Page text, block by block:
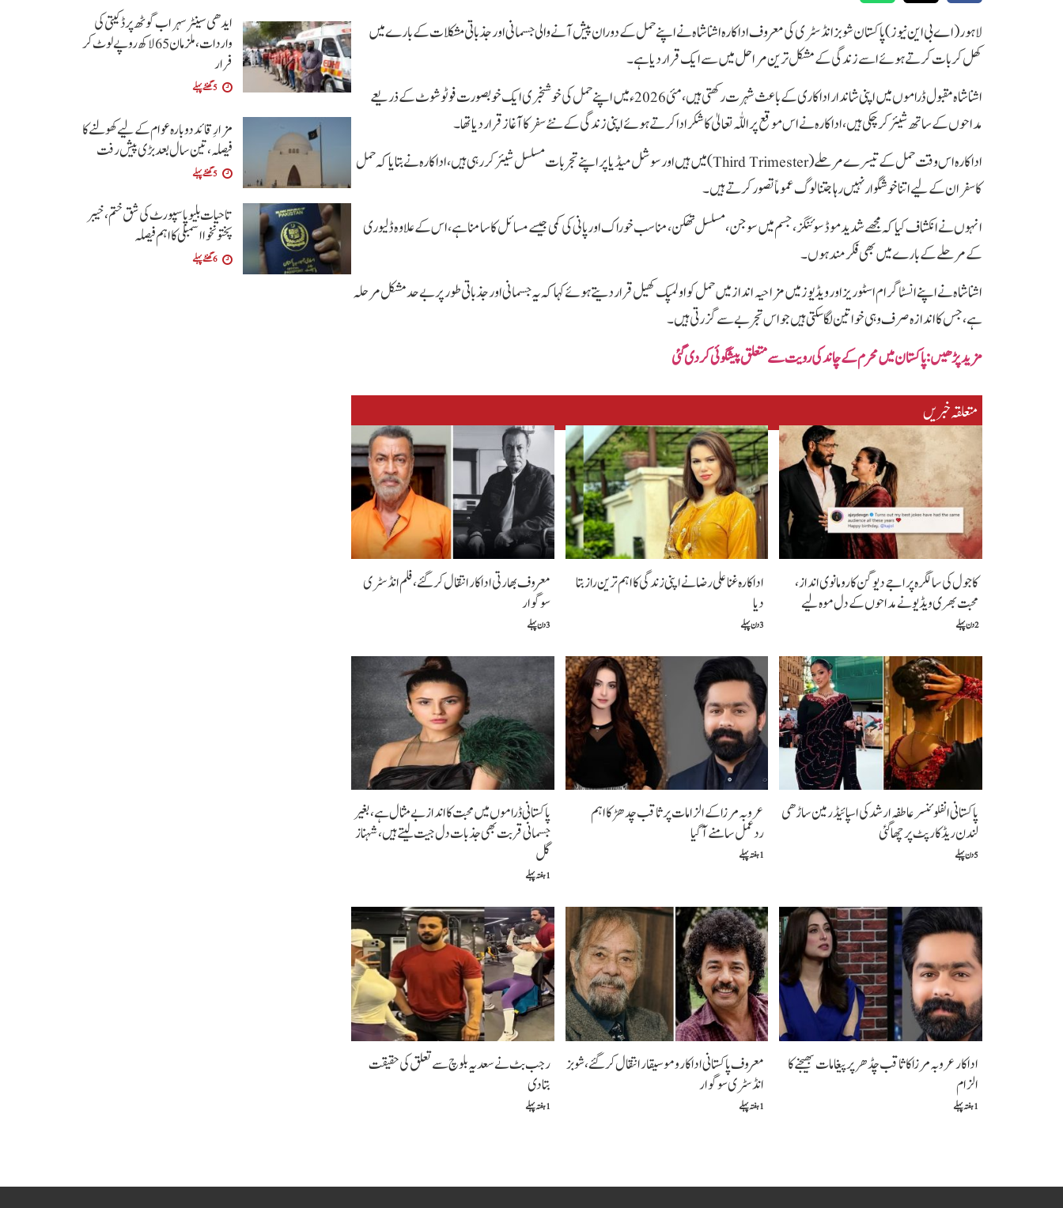
لاہور(اے بی این نیوز)پاکستان شوبز انڈسٹری کی معروف اداکارہ اشنا شاہ نے اپنے حمل کے دوران پیش آنے والی جسمانی اور جذباتی مشکلات کے بارے میں
کھل کر بات کرتے ہوئے اسے زندگی کے مشکل ترین مراحل میں سے ایک قرار دیا ہے۔
اشنا شاہ مقبول ڈراموں میں اپنی شاندار اداکاری کے باعث شہرت رکھتی ہیں، مئی 2026ء میں اپنے حمل کی خوشخبری ایک خوبصورت فوٹو شوٹ کے ذریعے
مداحوں کے ساتھ شیئر کر چکی ہیں، اداکارہ نے اس موقع پر اللّٰہ تعالیٰ کا شکر ادا کرتے ہوئے اپنی زندگی کے نئے سفر کا آغاز قرار دیا تھا۔
اداکارہ اس وقت حمل کے تیسرے مرحلے (Third Trimester) میں ہیں اور سوشل میڈیا پر اپنے تجربات مسلسل شیئر کر رہی ہیں، اداکارہ نے بتایا کہ حمل
کا سفر ان کے لیے اتنا خوشگوار نہیں رہا جتنا لوگ عموماً تصور کرتے ہیں۔
انہوں نے انکشاف کیا کہ مجھے شدید موڈ سوئنگز، جسم میں سوجن، مسلسل تھکن، مناسب خوراک اور پانی کی کمی جیسے مسائل کا سامنا ہے، اس کے علاوہ ڈلیوری
کے مرحلے کے بارے میں بھی فکرمند ہوں۔
اشنا شاہ نے اپنے انسٹاگرام اسٹوریز اور ویڈیوز میں مزاحیہ انداز میں حمل کو اولمپک کھیل قرار دیتے ہوئے کہا کہ یہ جسمانی اور جذباتی طور پر بے حد مشکل مرحلہ
ہے، جس کا اندازہ صرف وہی خواتین لگا سکتی ہیں جو اس تجربے سے گزرتی ہیں۔
مزید پڑھیں: پاکستان میں محرم کے چاند کی رویت سے متعلق پیشگوئی کردی گئی
متعلقہ خبریں
کاجول کی سالگرہ پر اجے دیوگن کا رومانوی انداز،
محبت بھری ویڈیو نے مداحوں کے دل موہ لیے
2 دن پہلے
اداکارہ غنا علی رضانےاپنی زندگی کا اہم ترین راز بتا
دیا
3 دن پہلے
معروف بھارتی اداکار انتقال کر گئے، فلم انڈسٹری
سوگوار
3 دن پہلے
پاکستانی انفلوئنسر عاطفہ ارشد کی اسپائیڈر مین ساڑھی
لندن ریڈ کارپٹ پر چھا گئی
5 دن پہلے
عروبہ مرزا کے الزامات پر ثاقب چدھڑ کا اہم
ردعمل سامنے آگیا
1 ہفتہ پہلے
پاکستانی ڈراموں میں محبت کا انداز بے مثال ہے، بغیر
جسمانی قربت بھی جذبات دل جیت لیتے ہیں،شہناز
گل
1 ہفتہ پہلے
اداکار عروبہ مرزا کا ثاقب چڈھر پر پیغامات بھیجنے کا
الزام
1 ہفتہ پہلے
معروف پاکستانی اداکار و موسیقار انتقال کر گئے، شوبز
انڈسٹری سوگوار
1 ہفتہ پہلے
رجب بٹ نے سعدیہ بلوچ سے تعلق کی حقیقت
بتادی
1 ہفتہ پہلے
ایدھی سینٹر سہراب گوٹھ پر ڈکیتی کی
واردات، ملزمان 65 لاکھ روپے لوٹ کر
فرار
5 گھنٹے پہلے
مزارِ قائد دوبارہ عوام کے لیے کھولنے کا
فیصلہ، تین سال بعد بڑی پیش رفت
5 گھنٹے پہلے
تاحیات بلیو پاسپورٹ کی شق ختم، خیبر
پختونخوا اسمبلی کا اہم فیصلہ
6 گھنٹے پہلے